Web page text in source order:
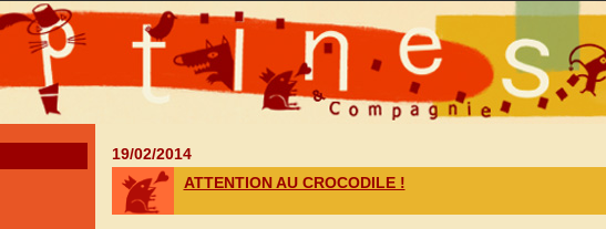
19/02/2014
ATTENTION AU CROCODILE !